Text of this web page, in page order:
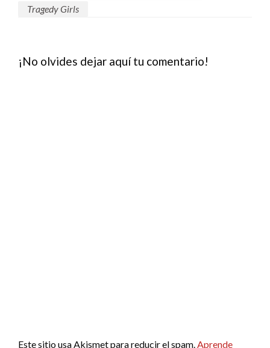
Tragedy Girls
¡No olvides dejar aquí tu comentario!
Este sitio usa Akismet para reducir el spam. Aprende